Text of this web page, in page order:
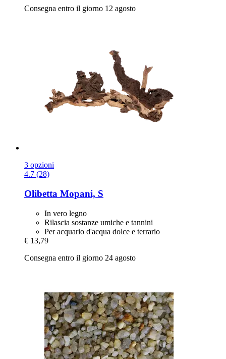
Consegna entro il giorno 12 agosto
3 opzioni
4.7 (28)
Olibetta Mopani, S
In vero legno
Rilascia sostanze umiche e tannini
Per acquario d'acqua dolce e terrario
€ 13,79
Consegna entro il giorno 24 agosto